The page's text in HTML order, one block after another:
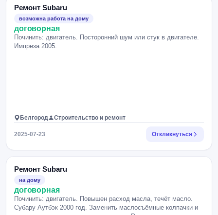
Ремонт Subaru
возможна работа на дому
договорная
Починить: двигатель. Посторонний шум или стук в двигателе.
Импреза 2005.
Белгород Строительство и ремонт
2025-07-23 Откликнуться
Ремонт Subaru
на дому
договорная
Починить: двигатель. Повышен расход масла, течёт масло.
Субару Аутбэк 2000 год. Заменить маслосъёмные колпачки и